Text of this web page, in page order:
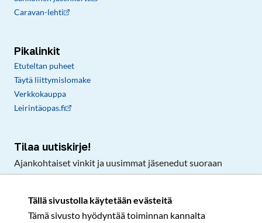
Tällä sivustolla käytetään evästeitä
Tämä sivusto hyödyntää toiminnan kannalta
Caravan-lehti
Pikalinkit
Etuteltan puheet
Täytä liittymislomake
Verkkokauppa
Leirintäopas.fi
Tilaa uutiskirje!
Ajankohtaiset vinkit ja uusimmat jäsenedut suoraan